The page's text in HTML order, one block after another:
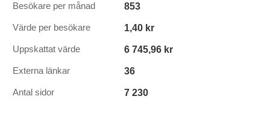
Besökare per månad 853
Värde per besökare 1,40 kr
Uppskattat värde 6 745,96 kr
Externa länkar 36
Antal sidor 7 230